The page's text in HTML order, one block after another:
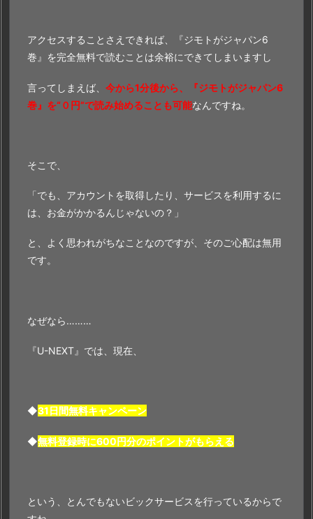
アクセスすることさえできれば、『ジモトがジャパン6
巻』を完全無料で読むことは余裕にできてしまいますし
言ってしまえば、 今から1分後から、『ジモトがジャパン6
巻』を“０円”で読み始めることも可能なんですね。
そこで、
「でも、アカウントを取得したり、サービスを利用するに
は、お金がかかるんじゃないの？」
と、よく思われがちなことなのですが、そのご心配は無用
です。
なぜなら………
『U-NEXT』では、現在、
◆31日間無料キャンペーン
◆無料登録時に600円分のポイントがもらえる
という、とんでもないビックサービスを行っているからで